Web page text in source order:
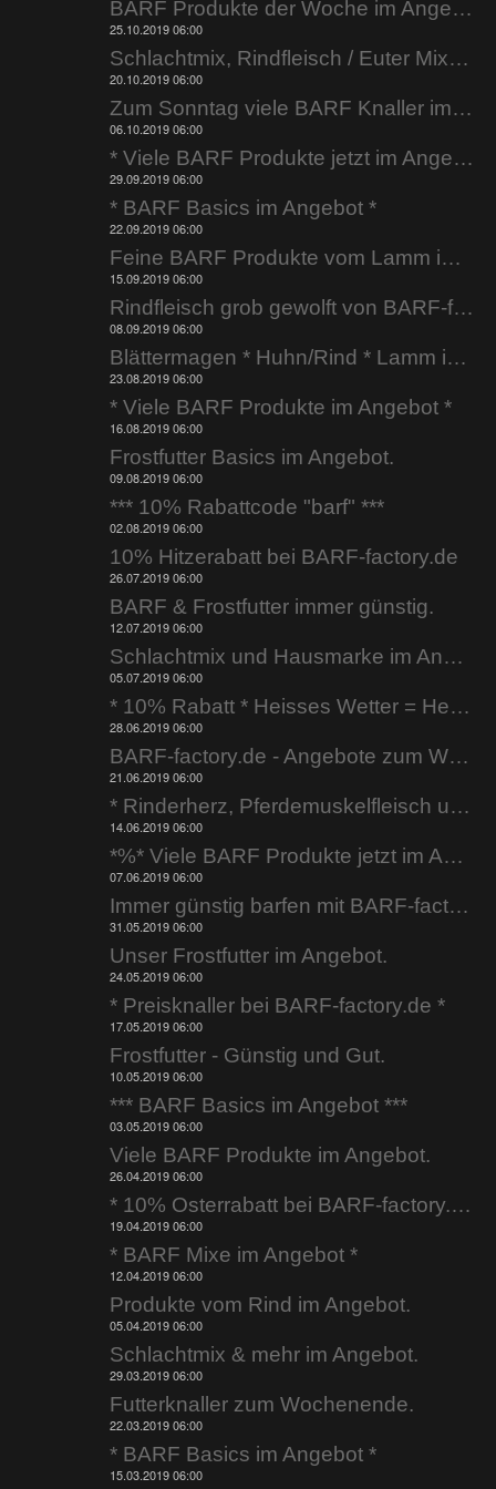
BARF Produkte der Woche im Angebot.
25.10.2019 06:00
Schlachtmix, Rindfleisch / Euter Mix uvm. im Angebot.
20.10.2019 06:00
Zum Sonntag viele BARF Knaller im Angebot.
06.10.2019 06:00
* Viele BARF Produkte jetzt im Angebot *
29.09.2019 06:00
* BARF Basics im Angebot *
22.09.2019 06:00
Feine BARF Produkte vom Lamm im Angebot.
15.09.2019 06:00
Rindfleisch grob gewolft von BARF-factory.de
08.09.2019 06:00
Blättermagen * Huhn/Rind * Lamm im Angebot.
23.08.2019 06:00
* Viele BARF Produkte im Angebot *
16.08.2019 06:00
Frostfutter Basics im Angebot.
09.08.2019 06:00
*** 10% Rabattcode "barf" ***
02.08.2019 06:00
10% Hitzerabatt bei BARF-factory.de
26.07.2019 06:00
BARF & Frostfutter immer günstig.
12.07.2019 06:00
Schlachtmix und Hausmarke im Angebot.
05.07.2019 06:00
* 10% Rabatt * Heisses Wetter = Heisse Preise
28.06.2019 06:00
BARF-factory.de - Angebote zum Wochenende.
21.06.2019 06:00
* Rinderherz, Pferdemuskelfleisch uvm. *
14.06.2019 06:00
*%* Viele BARF Produkte jetzt im Angebot *%*
07.06.2019 06:00
Immer günstig barfen mit BARF-factory.de
31.05.2019 06:00
Unser Frostfutter im Angebot.
24.05.2019 06:00
* Preisknaller bei BARF-factory.de *
17.05.2019 06:00
Frostfutter - Günstig und Gut.
10.05.2019 06:00
*** BARF Basics im Angebot ***
03.05.2019 06:00
Viele BARF Produkte im Angebot.
26.04.2019 06:00
* 10% Osterrabatt bei BARF-factory.de *
19.04.2019 06:00
* BARF Mixe im Angebot *
12.04.2019 06:00
Produkte vom Rind im Angebot.
05.04.2019 06:00
Schlachtmix & mehr im Angebot.
29.03.2019 06:00
Futterknaller zum Wochenende.
22.03.2019 06:00
* BARF Basics im Angebot *
15.03.2019 06:00